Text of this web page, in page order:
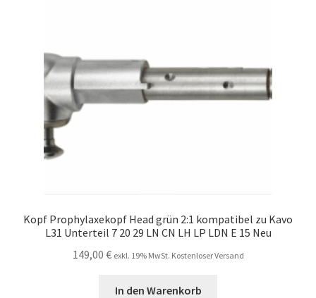
Kopf Prophylaxekopf Head grün 2:1 kompatibel zu Kavo
L31 Unterteil 7 20 29 LN CN LH LP LDN E 15 Neu
149,00 € exkl. 19% MwSt. Kostenloser Versand
In den Warenkorb